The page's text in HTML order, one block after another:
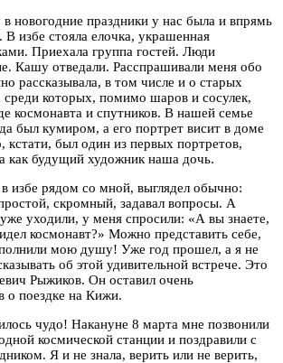
праздники у нас была и впрямь
В избе стояла елочка, украшенная
Приехала группа гостей. Люди
Кашу отведали. Расспрашивали меня обо
рассказывала, в том числе и о старых
которых, помимо шаров и сосулек,
космонавта и спутников. В нашей семье
был кумиром, а его портрет висит в доме
кстати, был один из первых портретов,
как будущий художник наша дочь.
избе рядом со мной, выглядел обычно:
скромный, задавал вопросы. А
уходили, у меня спросили: «А вы знаете,
космонавт?» Можно представить себе,
мою душу! Уже год прошел, а я не
об этой удивительной встрече. Это
Рыжиков. Он оставил очень
о поездке на Кижи.
чудо! Накануне 8 марта мне позвонили
космической станции и поздравили с
Я и не знала, верить или не верить,